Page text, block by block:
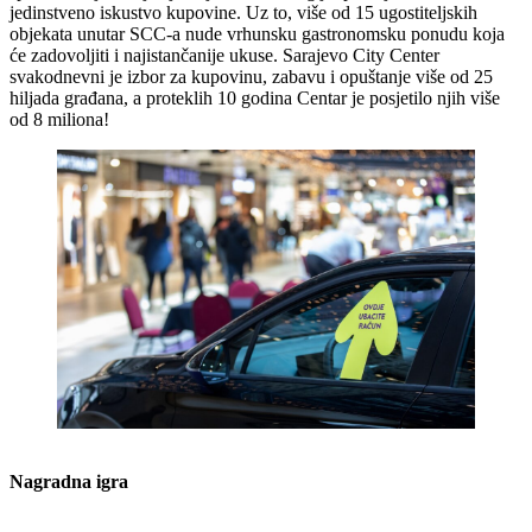
jedinstveno iskustvo kupovine. Uz to, više od 15 ugostiteljskih
objekata unutar SCC-a nude vrhunsku gastronomsku ponudu koja
će zadovoljiti i najistančanije ukuse. Sarajevo City Center
svakodnevni je izbor za kupovinu, zabavu i opuštanje više od 25
hiljada građana, a proteklih 10 godina Centar je posjetilo njih više
od 8 miliona!
Nagradna igra